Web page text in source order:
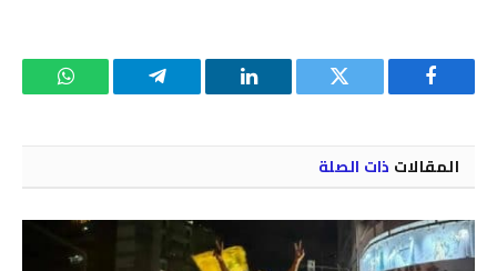
فيسبوك تويتر لينكدإن تيلقرام واتساب
المقالات ذات الصلة